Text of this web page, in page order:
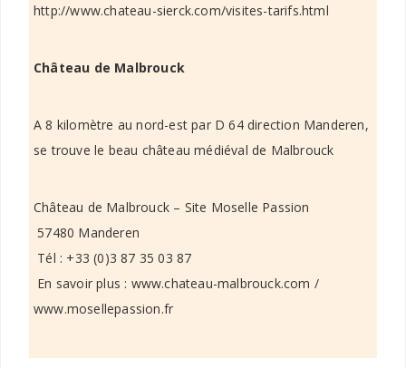
http://www.chateau-sierck.com/visites-tarifs.html
Château de Malbrouck
A 8 kilomètre au nord-est par D 64 direction Manderen,
se trouve le beau château médiéval de Malbrouck
Château de Malbrouck – Site Moselle Passion
57480 Manderen
Tél : +33 (0)3 87 35 03 87
En savoir plus : www.chateau-malbrouck.com /
www.mosellepassion.fr